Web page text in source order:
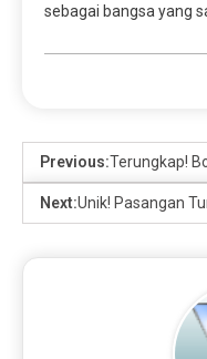
sebagai bangsa yang
Previous:Terungkap!
Next:Unik! Pasangan